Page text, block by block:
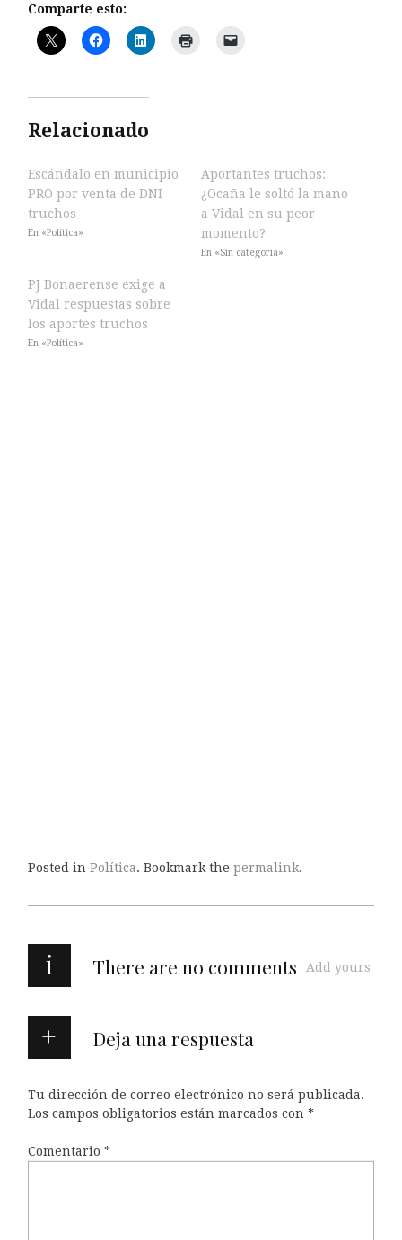
Comparte esto:
Relacionado
Escándalo en municipio
PRO por venta de DNI
truchos
En «Política»
Aportantes truchos:
¿Ocaña le soltó la mano
a Vidal en su peor
momento?
En «Sin categoría»
PJ Bonaerense exige a
Vidal respuestas sobre
los aportes truchos
En «Política»
Posted in Política. Bookmark the permalink.
i There are no comments Add yours
Deja una respuesta
Tu dirección de correo electrónico no será publicada.
Los campos obligatorios están marcados con *
Comentario *